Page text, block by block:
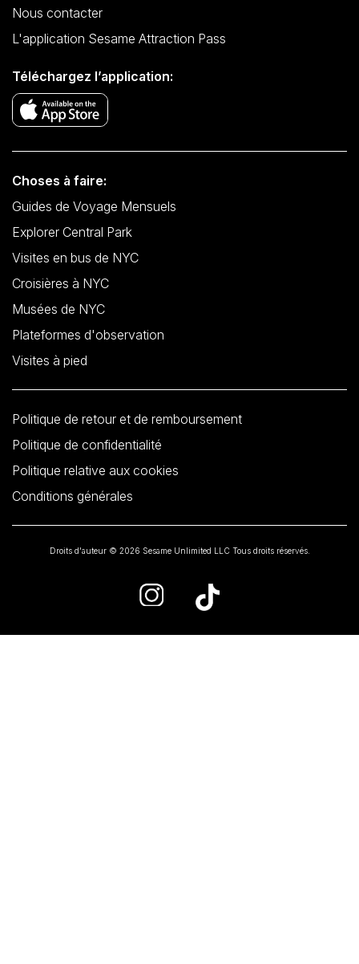
Nous contacter
L'application Sesame Attraction Pass
Téléchargez l’application:
Choses à faire:
Guides de Voyage Mensuels
Explorer Central Park
Visites en bus de NYC
Croisières à NYC
Musées de NYC
Plateformes d'observation
Visites à pied
Politique de retour et de remboursement
Politique de confidentialité
Politique relative aux cookies
Conditions générales
Droits d'auteur © 2026 Sesame Unlimited LLC Tous droits réservés.